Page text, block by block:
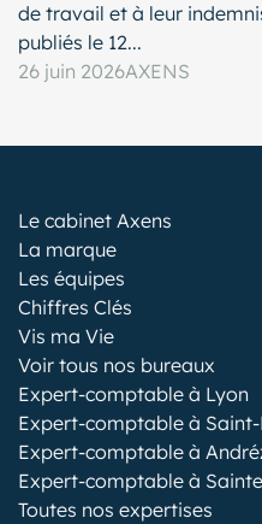
de travail et à leur
publiés le 12...
26 juin 2026AXENS
Le cabinet Axens
La marque
Les équipes
Chiffres Clés
Vis ma Vie
Voir tous nos bureaux
Expert-comptable à Lyon
Expert-comptable à
Expert-comptable à
Expert-comptable à
Toutes nos expertises